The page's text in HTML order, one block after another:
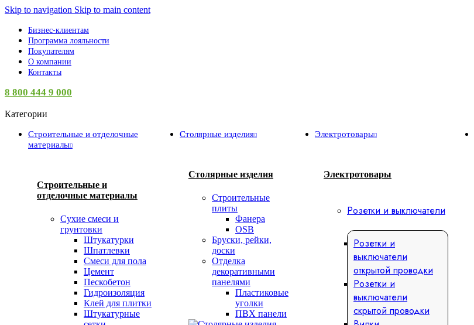
Skip to navigation Skip to main content
Бизнес-клиентам
Программа лояльности
Покупателям
О компании
Контакты
8 800 444 9 000
Категории
Строительные и отделочные
материалы
Строительные и
отделочные материалы
Сухие смеси и
грунтовки
Штукатурки
Шпатлевки
Смеси для пола
Цемент
Пескобетон
Гидроизоляция
Клей для плитки
Штукатурные
Столярные изделия
Столярные изделия
Строительные
плиты
Фанера
OSB
Бруски, рейки,
доски
Отделка
декоративными
панелями
Пластиковые
уголки
ПВХ панели
Электротовары
Электротовары
Розетки и выключатели
Розетки и
выключатели
открытой проводки
Розетки и
выключатели
скрытой проводки